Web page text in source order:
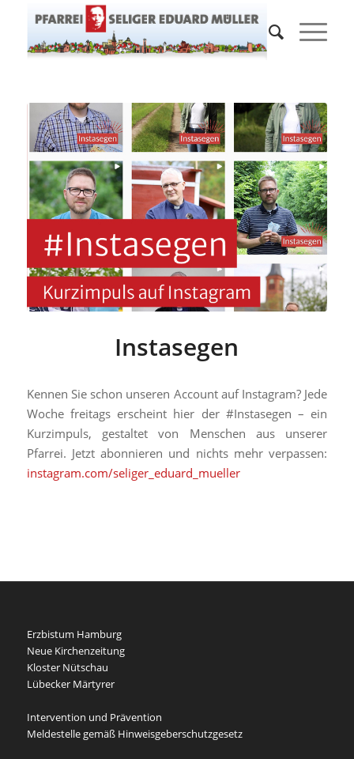
Instasegen
Kennen Sie schon unseren Account auf Instagram? Jede
Woche freitags erscheint hier der #Instasegen – ein
Kurzimpuls, gestaltet von Menschen aus unserer
Pfarrei. Jetzt abonnieren und nichts mehr verpassen:
instagram.com/seliger_eduard_mueller
Erzbistum Hamburg
Neue Kirchenzeitung
Kloster Nütschau
Lübecker Märtyrer
Intervention und Prävention
Meldestelle gemäß Hinweisgeberschutzgesetz